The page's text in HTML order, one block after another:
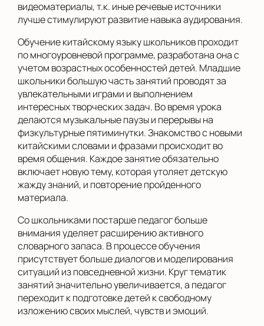
видеоматериалы, т.к. иные речевые источники
лучше стимулируют развитие навыка аудирования.
Обучение китайскому языку школьников проходит
по многоуровневой программе, разработана она с
учетом возрастных особенностей детей. Младшие
школьники большую часть занятий проводят за
увлекательными играми и выполнением
интересных творческих задач. Во время урока
делаются музыкальные паузы и перерывы на
физкультурные пятиминутки. Знакомство с новыми
китайскими словами и фразами происходит во
время общения. Каждое занятие обязательно
включает новую тему, которая утоляет детскую
жажду знаний, и повторение пройденного
материала.
Со школьниками постарше педагог больше
внимания уделяет расширению активного
словарного запаса. В процессе обучения
присутствует больше диалогов и моделирования
ситуаций из повседневной жизни. Круг тематик
занятий значительно увеличивается, а педагог
переходит к подготовке детей к свободному
изложению своих мыслей, чувств и эмоций.